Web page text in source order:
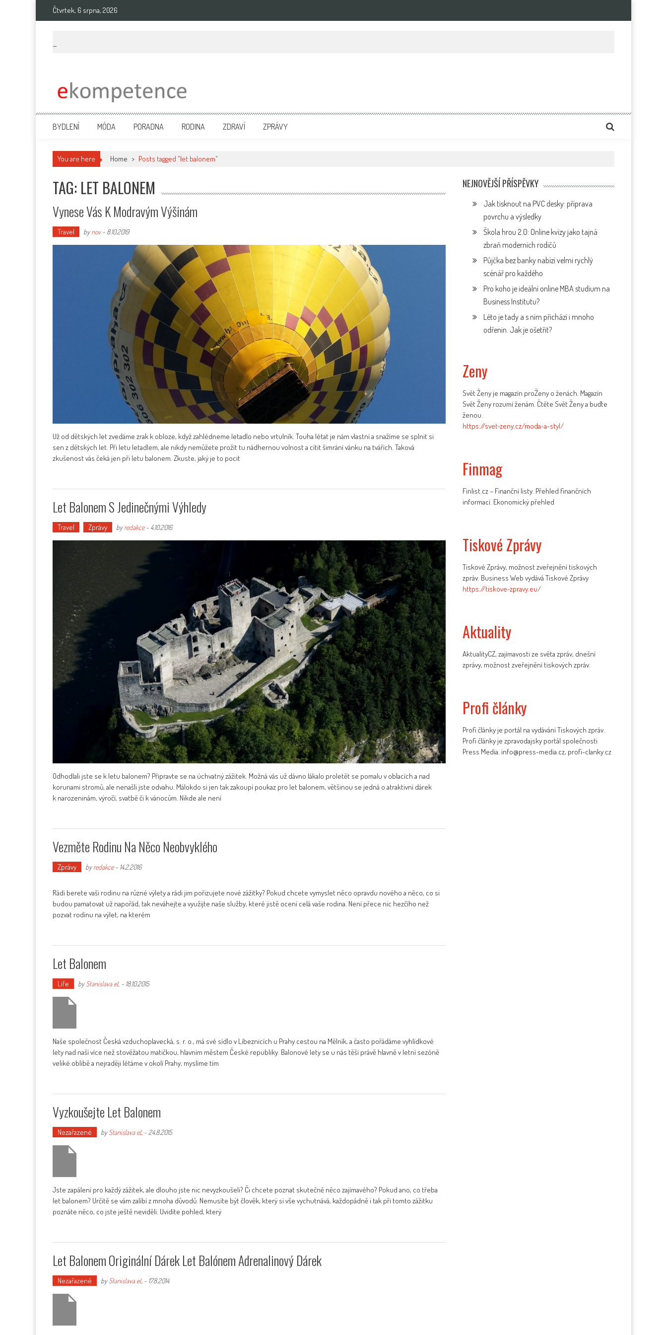
Čtvrtek, 6 srpna, 2026
Ekompetence
eKompetence web spol. Press Media. Vydáme vaše tiskové zprávy na zpravodajských portálech. Press Media. Kde vydat Tiskovou zprávu? Na portále eKompetence
BYDLENÍ MÓDA PORADNA RODINA ZDRAVÍ ZPRÁVY
You are here Home > Posts tagged "let balonem"
TAG: LET BALONEM
Vynese Vás K Modravým Výšinám
Travel bynov- 8.10.2019
Už od dětských let zvedáme zrak k obloze, když zahlédneme letadlo nebo vrtulník. Touha létat je nám vlastní a snažíme se splnit si
sen z dětských let. Při letu letadlem, ale nikdy nemůžete prožít tu nádhernou volnost a cítit šimrání vánku na tvářích. Taková
zkušenost vás čeká jen při letu balonem. Zkuste, jaký je to pocit
Let Balonem S Jedinečnými Výhledy
Travel Zprávy byredakce- 4.10.2016
Odhodlali jste se k letu balonem? Připravte se na úchvatný zážitek. Možná vás už dávno lákalo proletět se pomalu v oblacích a nad
korunami stromů, ale nenašli jste odvahu. Málokdo si jen tak zakoupí poukaz pro let balonem, většinou se jedná o atraktivní dárek
k narozeninám, výročí, svatbě či k vánocům. Nikde ale není
Vezměte Rodinu Na Něco Neobvyklého
Zprávy byredakce- 14.2.2016
Rádi berete vaši rodinu na různé výlety a rádi jim pořizujete nové zážitky? Pokud chcete vymyslet něco opravdu nového a něco, co si
budou pamatovat už napořád, tak neváhejte a využijte naše služby, které jistě ocení celá vaše rodina. Není přece nic hezčího než
pozvat rodinu na výlet, na kterém
Let Balonem
Life byStanislava eL - 18.10.2015
Naše společnost Česká vzduchoplavecká, s. r. o., má své sídlo v Líbeznicích u Prahy cestou na Mělník, a často pořádáme vyhlídkové
lety nad naší více než stověžatou matičkou, hlavním městem České republiky. Balonové lety se u nás těší právě hlavně v letní sezóně
veliké oblibě a nejraději létáme v okolí Prahy, myslíme tím
Vyzkoušejte Let Balonem
Nezařazené byStanislava eL - 24.8.2015
Jste zapálení pro každý zážitek, ale dlouho jste nic nevyzkoušeli? Či chcete poznat skutečně něco zajímavého? Pokud ano, co třeba
let balonem? Určitě se vám zalíbí z mnoha důvodů. Nemusíte být člověk, který si vše vychutnává, každopádně i tak při tomto zážitku
poznáte něco, co jste ještě neviděli. Uvidíte pohled, který
Let Balonem Originální Dárek Let Balónem Adrenalinový Dárek
Nezařazené byStanislava eL - 17.8.2014
NEJNOVĚJŠÍ PŘÍSPĚVKY
Jak tisknout na PVC desky: příprava
povrchu a výsledky
Škola hrou 2.0: Online kvízy jako tajná
zbraň moderních rodičů
Půjčka bez banky nabízí velmi rychlý
scénář pro každého
Pro koho je ideální online MBA studium na
Business Institutu?
Léto je tady a s ním přichází i mnoho
odřenin. Jak je ošetřit?
Zeny
Svět Ženy je magazín proŽeny o ženách. Magazín
Svět Ženy rozumí ženám. Čtěte Svět Ženy a buďte
ženou.
https://svet-zeny.cz/moda-a-styl/
Finmag
Finlist.cz – Finanční listy. Přehled finančních
informací. Ekonomický přehled
Tiskové Zprávy
Tiskové Zprávy, možnost zveřejnění tiskových
zpráv. Business Web vydává Tiskové Zprávy
https://tiskove-zpravy.eu/
Aktuality
AktualityCZ, zajímavosti ze světa zpráv, dnešní
zprávy, možnost zveřejnění tiskových zpráv.
Profi články
Profi články je portál na vydávání Tiskových zpráv.
Profi články je zpravodajsky portál společnosti
Press Media. info@press-media.cz, profi-clanky.cz